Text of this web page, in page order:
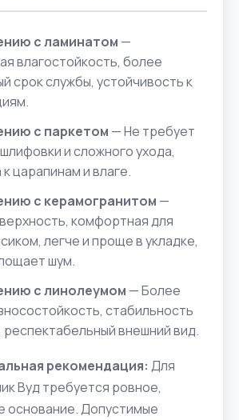
с ламинатом —
влагостойкость, более
срок службы, устойчивость к
с паркетом — Не требует
и сложного ухода,
царапинам и влаге.
с керамогранитом —
комфортная для
легче и проще в укладке,
шум.
с линолеумом — Более
стабильность
внешний вид.
рекомендация: Для
Вуд требуется ровное,
основание. Допустимые